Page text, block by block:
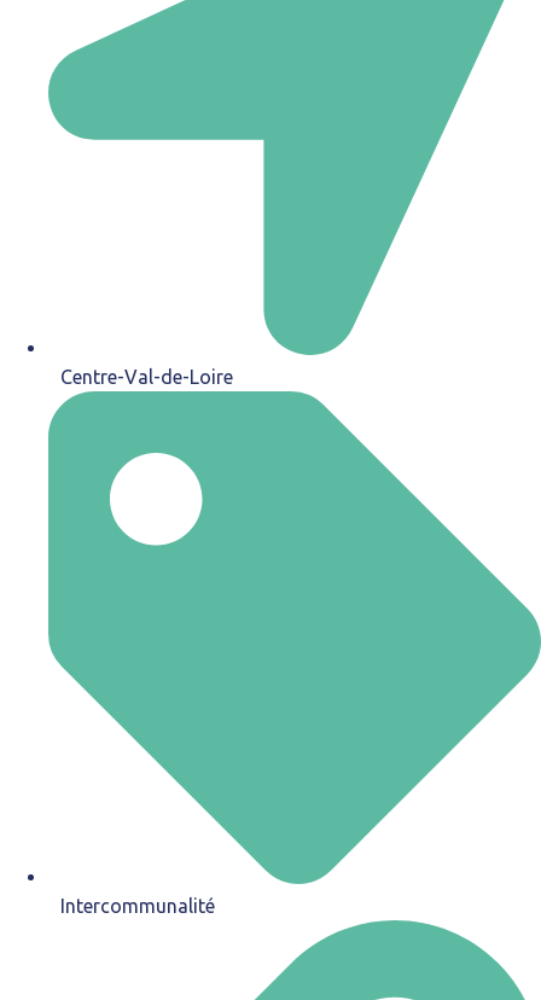
Centre-Val-de-Loire
Intercommunalité